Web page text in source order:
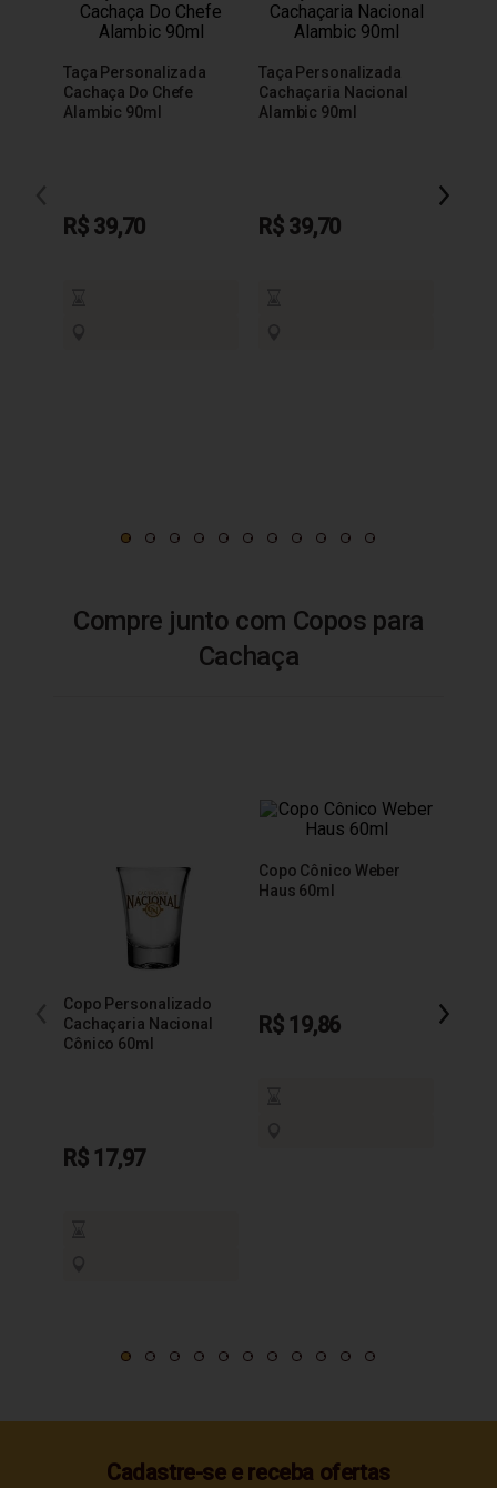
Taça Personalizada
Cachaça Do Chefe
Alambic 90ml
R$ 39,70
Taça Personalizada
Cachaçaria Nacional
Alambic 90ml
R$ 39,70
Compre junto com Copos para
Cachaça
Copo Personalizado
Cachaçaria Nacional
Cônico 60ml
R$ 17,97
Copo Cônico Weber
Haus 60ml
R$ 19,86
Cadastre-se e receba ofertas